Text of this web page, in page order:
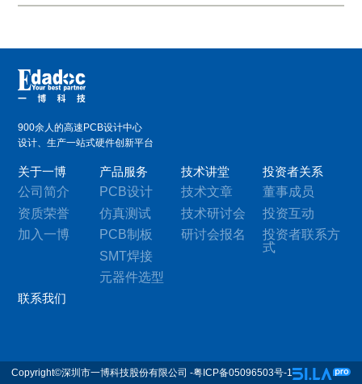
900余人的高速PCB设计中心
设计、生产一站式硬件创新平台
关于一博
公司简介
资质荣誉
加入一博
产品服务
PCB设计
仿真测试
PCB制板
SMT焊接
元器件选型
技术讲堂
技术文章
技术研讨会
研讨会报名
投资者关系
董事成员
投资互动
投资者联系方
式
联系我们
Copyright©深圳市一博科技股份有限公司 -粤ICP备05096503号-1